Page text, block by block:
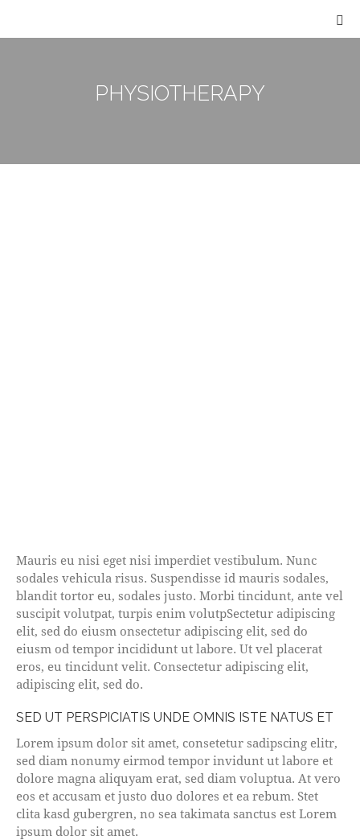
PHYSIOTHERAPY
Mauris eu nisi eget nisi imperdiet vestibulum. Nunc
sodales vehicula risus. Suspendisse id mauris sodales,
blandit tortor eu, sodales justo. Morbi tincidunt, ante vel
suscipit volutpat, turpis enim volutpSectetur adipiscing
elit, sed do eiusm onsectetur adipiscing elit, sed do
eiusm od tempor incididunt ut labore. Ut vel placerat
eros, eu tincidunt velit. Consectetur adipiscing elit,
adipiscing elit, sed do.
SED UT PERSPICIATIS UNDE OMNIS ISTE NATUS ET
Lorem ipsum dolor sit amet, consetetur sadipscing elitr,
sed diam nonumy eirmod tempor invidunt ut labore et
dolore magna aliquyam erat, sed diam voluptua. At vero
eos et accusam et justo duo dolores et ea rebum. Stet
clita kasd gubergren, no sea takimata sanctus est Lorem
ipsum dolor sit amet.